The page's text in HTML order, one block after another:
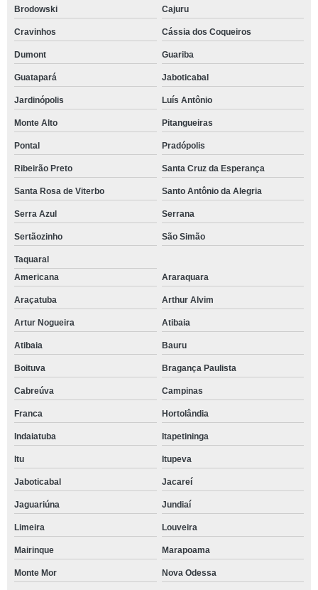
Brodowski Cajuru
Cravinhos Cássia dos Coqueiros
Dumont Guariba
Guatapará Jaboticabal
Jardinópolis Luís Antônio
Monte Alto Pitangueiras
Pontal Pradópolis
Ribeirão Preto Santa Cruz da Esperança
Santa Rosa de Viterbo Santo Antônio da Alegria
Serra Azul Serrana
Sertãozinho São Simão
Taquaral
Americana
Araraquara
Araçatuba Arthur Alvim
Artur Nogueira Atibaia
Atibaia Bauru
Boituva Bragança Paulista
Cabreúva Campinas
Franca Hortolândia
Indaiatuba Itapetininga
Itu Itupeva
Jaboticabal Jacareí
Jaguariúna Jundiaí
Limeira Louveira
Mairinque Marapoama
Monte Mor Nova Odessa